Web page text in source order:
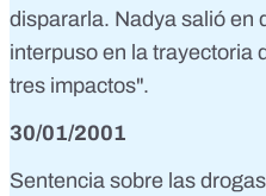
dispararla. Nadya salió en
interpuso en la trayectoria
tres impactos".
30/01/2001
Sentencia sobre las